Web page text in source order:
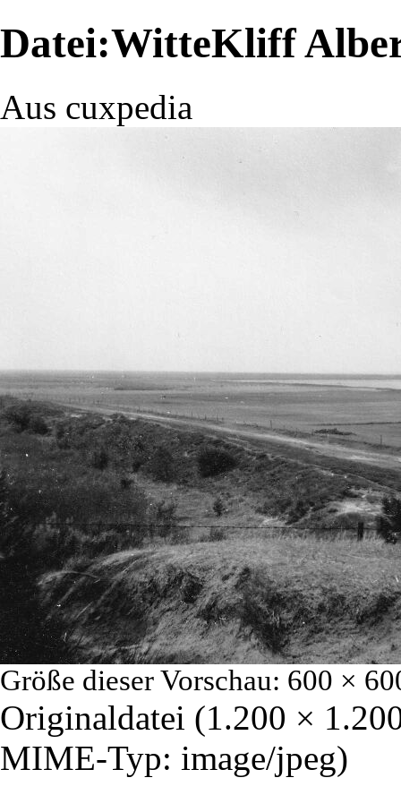
Datei:WitteKliff
Aus cuxpedia
Größe dieser Vorschau: 600 ×
Originaldatei (1.200 ×
MIME-Typ: image/jpeg)